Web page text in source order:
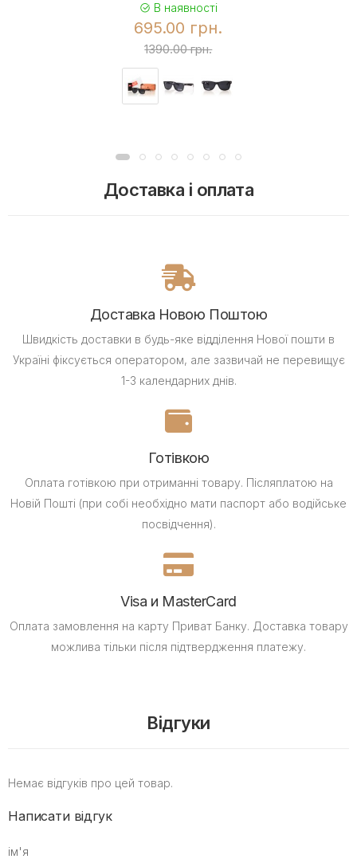
В наявності
695.00 грн.
1390.00 грн.
Доставка і оплата
Доставка Новою Поштою
Швидкість доставки в будь-яке відділення Нової пошти в
Україні фіксується оператором, але зазвичай не перевищує
1-3 календарних днів.
Готівкою
Оплата готівкою при отриманні товару. Післяплатою на
Новій Пошті (при собі необхідно мати паспорт або водійське
посвідчення).
Visa и MasterCard
Оплата замовлення на карту Приват Банку. Доставка товару
можлива тільки після підтвердження платежу.
Відгуки
Немає відгуків про цей товар.
Написати відгук
ім'я